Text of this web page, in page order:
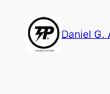
content
Daniel G.